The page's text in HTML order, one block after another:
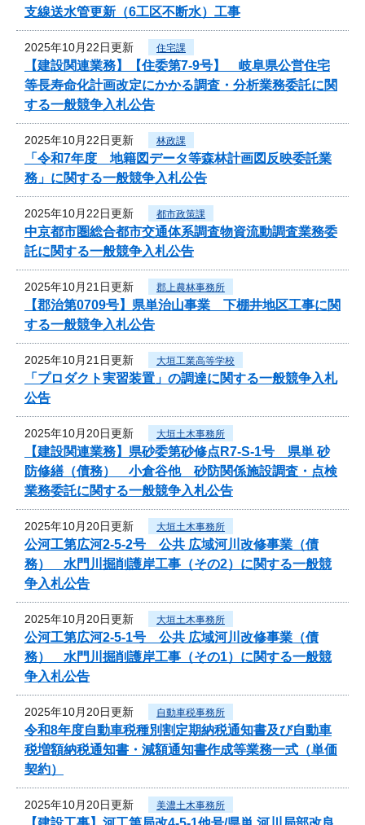
支線送水管更新（6工区不断水）工事
2025年10月22日更新 住宅課
【建設関連業務】【住委第7-9号】 岐阜県公営住宅
等長寿命化計画改定にかかる調査・分析業務委託に関
する一般競争入札公告
2025年10月22日更新 林政課
「令和7年度 地籍図データ等森林計画図反映委託業
務」に関する一般競争入札公告
2025年10月22日更新 都市政策課
中京都市圏総合都市交通体系調査物資流動調査業務委
託に関する一般競争入札公告
2025年10月21日更新 郡上農林事務所
【郡治第0709号】県単治山事業 下棚井地区工事に関
する一般競争入札公告
2025年10月21日更新 大垣工業高等学校
「プロダクト実習装置」の調達に関する一般競争入札
公告
2025年10月20日更新 大垣土木事務所
【建設関連業務】県砂委第砂修点R7-S-1号 県単 砂
防修繕（債務） 小倉谷他 砂防関係施設調査・点検
業務委託に関する一般競争入札公告
2025年10月20日更新 大垣土木事務所
公河工第広河2-5-2号 公共 広域河川改修事業（債
務） 水門川掘削護岸工事（その2）に関する一般競
争入札公告
2025年10月20日更新 大垣土木事務所
公河工第広河2-5-1号 公共 広域河川改修事業（債
務） 水門川掘削護岸工事（その1）に関する一般競
争入札公告
2025年10月20日更新 自動車税事務所
令和8年度自動車税種別割定期納税通知書及び自動車
税増額納税通知書・減額通知書作成等業務一式（単価
契約）
2025年10月20日更新 美濃土木事務所